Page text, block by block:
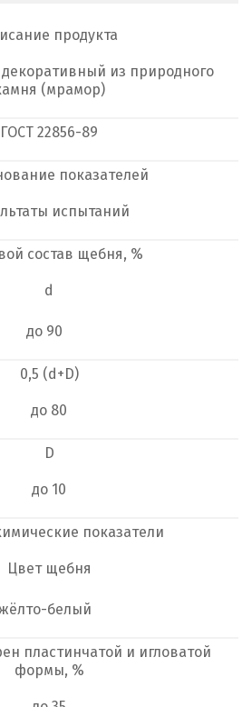
продукта
из природного
(мрамор)
ГОСТ 22856-89
показателей
испытаний
состав щебня, %
d
до 90
0,5 (d+D)
до 80
D
до 10
показатели
Цвет щебня
белый
пластинчатой и игловатой
формы, %